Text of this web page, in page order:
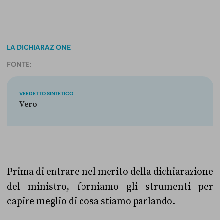
LA DICHIARAZIONE
FONTE:
VERDETTO SINTETICO
Vero
Prima di entrare nel merito della dichiarazione
del ministro, forniamo gli strumenti per
capire meglio di cosa stiamo parlando.